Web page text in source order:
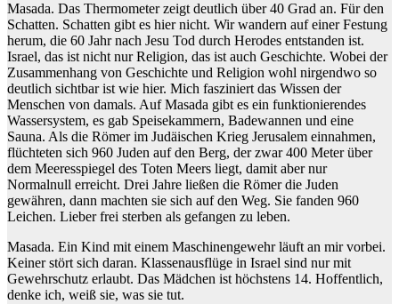
Masada. Das Thermometer zeigt deutlich über 40 Grad an. Für den
Schatten. Schatten gibt es hier nicht. Wir wandern auf einer Festung
herum, die 60 Jahr nach Jesu Tod durch Herodes entstanden ist.
Israel, das ist nicht nur Religion, das ist auch Geschichte. Wobei der
Zusammenhang von Geschichte und Religion wohl nirgendwo so
deutlich sichtbar ist wie hier. Mich fasziniert das Wissen der
Menschen von damals. Auf Masada gibt es ein funktionierendes
Wassersystem, es gab Speisekammern, Badewannen und eine
Sauna. Als die Römer im Judäischen Krieg Jerusalem einnahmen,
flüchteten sich 960 Juden auf den Berg, der zwar 400 Meter über
dem Meeresspiegel des Toten Meers liegt, damit aber nur
Normalnull erreicht. Drei Jahre ließen die Römer die Juden
gewähren, dann machten sie sich auf den Weg. Sie fanden 960
Leichen. Lieber frei sterben als gefangen zu leben.
Masada. Ein Kind mit einem Maschinengewehr läuft an mir vorbei.
Keiner stört sich daran. Klassenausflüge in Israel sind nur mit
Gewehrschutz erlaubt. Das Mädchen ist höchstens 14. Hoffentlich,
denke ich, weiß sie, was sie tut.